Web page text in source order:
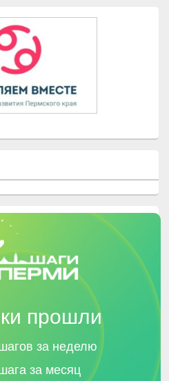
прошли
за неделю
за месяц